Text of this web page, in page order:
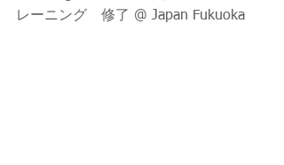
レーニング　修了 @ Japan Fukuoka